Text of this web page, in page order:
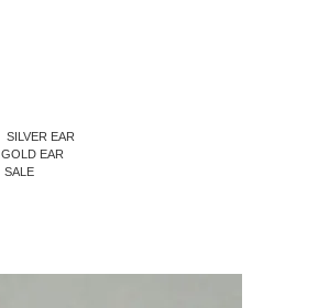
SILVER EAR
GOLD EAR
SALE